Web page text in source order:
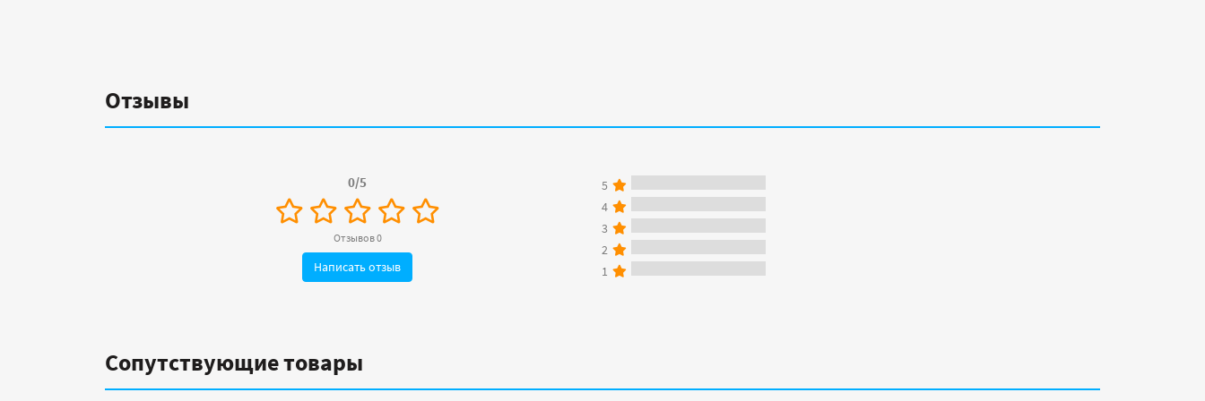
Отзывы
0/5
Отзывов 0
Написать отзыв
5
4
3
2
1
Сопутствующие товары